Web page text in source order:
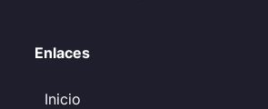
Enlaces
Inicio